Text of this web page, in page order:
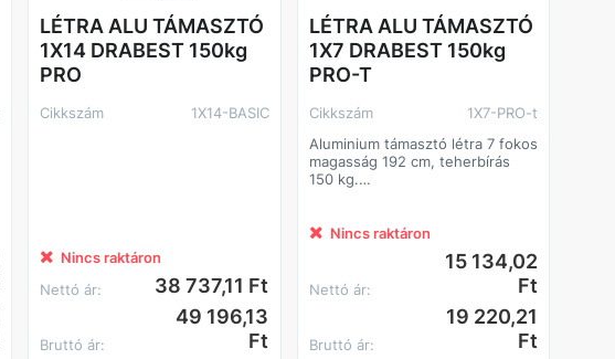
LÉTRA ALU TÁMASZTÓ
1X14 DRABEST 150kg
PRO
Cikkszám 1X14-BASIC
Nincs raktáron
Nettó ár:
38 737,11 Ft
Bruttó ár:
49 196,13
Ft
LÉTRA ALU TÁMASZTÓ
1X7 DRABEST 150kg
PRO-T
Cikkszám
1X7-PRO-t
Aluminium támasztó létra 7 fokos
magasság 192 cm, teherbírás
150 kg.
150 kg.
Nincs raktáron
Nettó ár:
15 134,02
Ft
Bruttó ár:
19 220,21
Ft